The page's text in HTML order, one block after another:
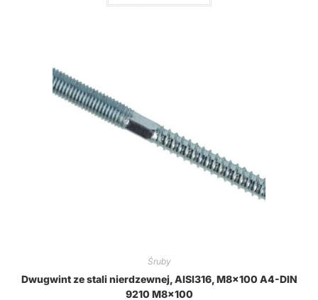
Śruby
Dwugwint ze stali nierdzewnej, AISI316, M8x100 A4-DIN
9210 M8x100